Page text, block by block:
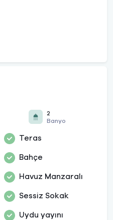
2
Banyo
Teras
Bahçe
Havuz Manzaralı
Sessiz Sokak
Uydu yayını